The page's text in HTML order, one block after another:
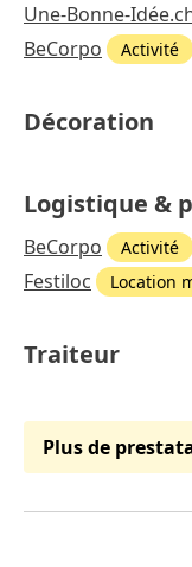
Une-Bonne-
BeCorpo Activité
Décoration
Logistique &
BeCorpo Activité
Festiloc Location
Traiteur
Plus de